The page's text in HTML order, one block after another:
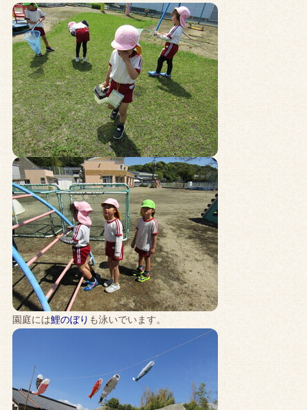
園庭には鯉のぼり も泳いでいます。